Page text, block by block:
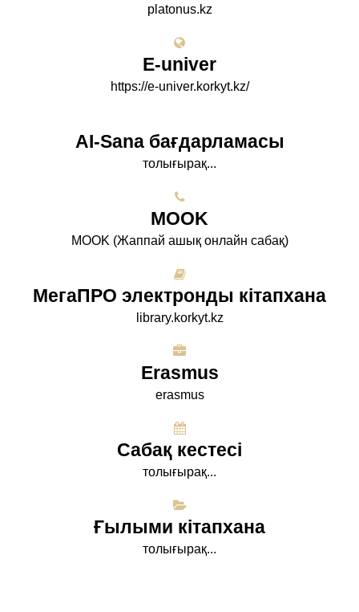
platonus.kz
E-univer
https://e-univer.korkyt.kz/
AI-Sana бағдарламасы
толығырақ...
МООK
МООK (Жаппай ашық онлайн сабақ)
МегаПРО электронды кітапхана
library.korkyt.kz
Erasmus
erasmus
Сабақ кестесі
толығырақ...
Ғылыми кітапхана
толығырақ...